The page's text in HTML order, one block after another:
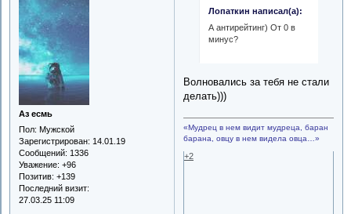
Аз есмь
Пол: Мужской
Зарегистрирован: 14.01.19
Сообщений: 1336
Уважение: +96
Позитив: +139
Последний визит:
27.03.25 11:09
Лопаткин написал(а):
А антирейтинг) От 0 в
минус?
Волновались за тебя не стали
делать)))
«Мудрец в нем видит мудреца, баран
барана, овцу в нем видела овца…»
+2